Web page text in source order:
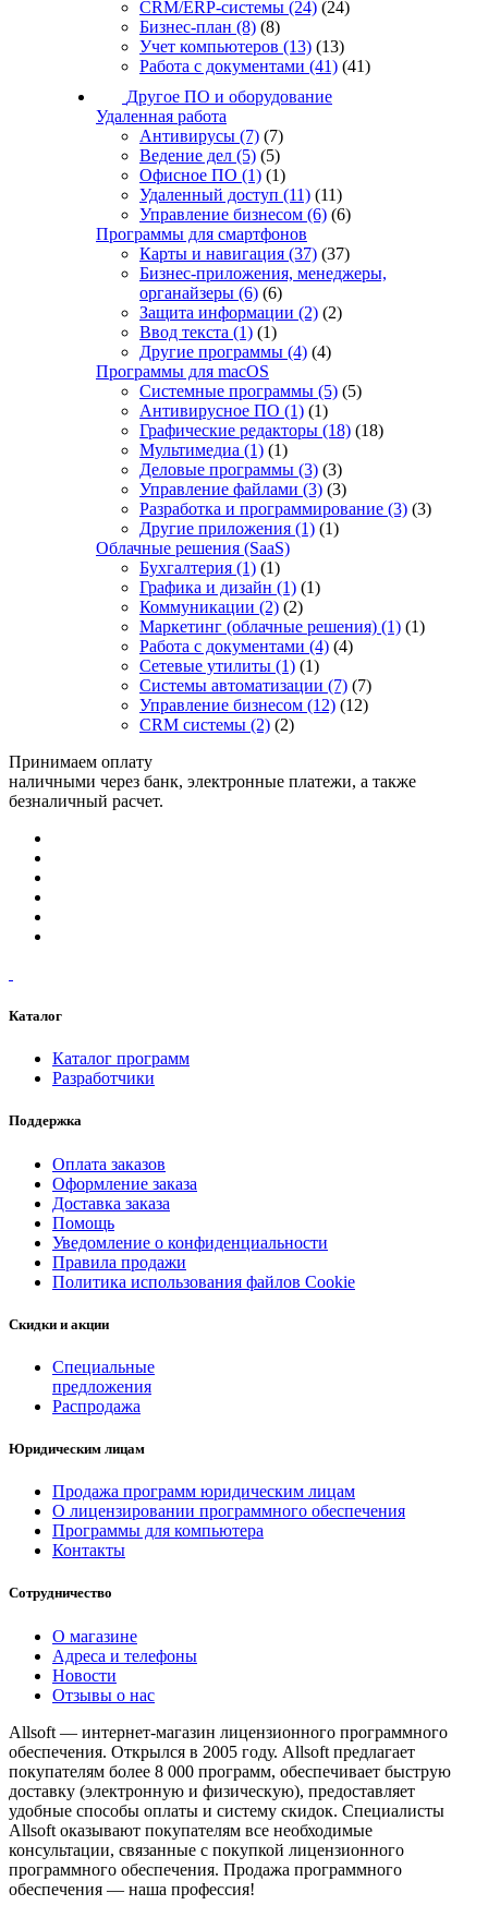
CRM/ERP-системы (24) (24)
Бизнес-план (8) (8)
Учет компьютеров (13) (13)
Работа с документами (41) (41)
Другое ПО и оборудование
Удаленная работа
Антивирусы (7) (7)
Ведение дел (5) (5)
Офисное ПО (1) (1)
Удаленный доступ (11) (11)
Управление бизнесом (6) (6)
Программы для смартфонов
Карты и навигация (37) (37)
Бизнес-приложения, менеджеры,
органайзеры (6) (6)
Защита информации (2) (2)
Ввод текста (1) (1)
Другие программы (4) (4)
Программы для macOS
Системные программы (5) (5)
Антивирусное ПО (1) (1)
Графические редакторы (18) (18)
Мультимедиа (1) (1)
Деловые программы (3) (3)
Управление файлами (3) (3)
Разработка и программирование (3) (3)
Другие приложения (1) (1)
Облачные решения (SaaS)
Бухгалтерия (1) (1)
Графика и дизайн (1) (1)
Коммуникации (2) (2)
Маркетинг (облачные решения) (1) (1)
Работа с документами (4) (4)
Сетевые утилиты (1) (1)
Системы автоматизации (7) (7)
Управление бизнесом (12) (12)
CRM системы (2) (2)
Принимаем оплату
наличными через банк, электронные платежи, а также
безналичный расчет.
Каталог
Каталог программ
Разработчики
Поддержка
Оплата заказов
Оформление заказа
Доставка заказа
Помощь
Уведомление о конфиденциальности
Правила продажи
Политика использования файлов Cookie
Скидки и акции
Специальные
предложения
Распродажа
Юридическим лицам
Продажа программ юридическим лицам
О лицензировании программного обеспечения
Программы для компьютера
Контакты
Сотрудничество
О магазине
Адреса и телефоны
Новости
Отзывы о нас
Allsoft — интернет-магазин лицензионного программного
обеспечения. Открылся в 2005 году. Allsoft предлагает
покупателям более 8 000 программ, обеспечивает быструю
доставку (электронную и физическую), предоставляет
удобные способы оплаты и систему скидок. Специалисты
Allsoft оказывают покупателям все необходимые
консультации, связанные с покупкой лицензионного
программного обеспечения. Продажа программного
обеспечения — наша профессия!